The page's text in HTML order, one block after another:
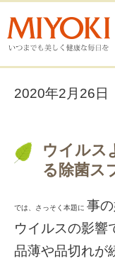
2020年2月26日
ウイルス
る除菌ス
では、さっそく本題に 事
ウイルスの影響
品薄や品切れが